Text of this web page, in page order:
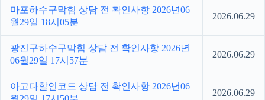
마포하수구막힘 상담 전 확인사항 2026년06
월29일 18시05분
2026.06.29
광진구하수구막힘 상담 전 확인사항 2026년
06월29일 17시57분
2026.06.29
아고다할인코드 상담 전 확인사항 2026년06
2026.06.29